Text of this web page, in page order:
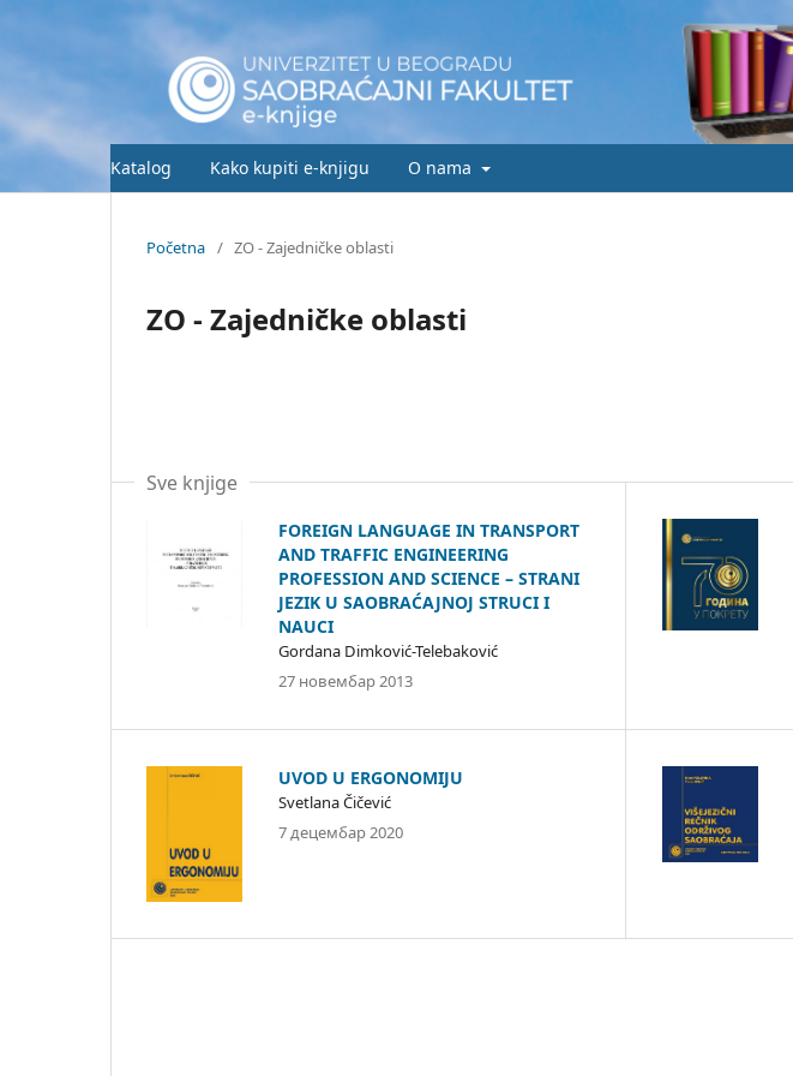
Katalog Kako kupiti e-knjigu O nama
Početna / ZO - Zajedničke oblasti
ZO - Zajedničke oblasti
Sve knjige
FOREIGN LANGUAGE IN TRANSPORT
AND TRAFFIC ENGINEERING
PROFESSION AND SCIENCE – STRANI
JEZIK U SAOBRAĆAJNOJ STRUCI I
NAUCI
Gordana Dimković-Telebaković
27 новембар 2013
UVOD U ERGONOMIJU
Svetlana Čičević
7 децембар 2020